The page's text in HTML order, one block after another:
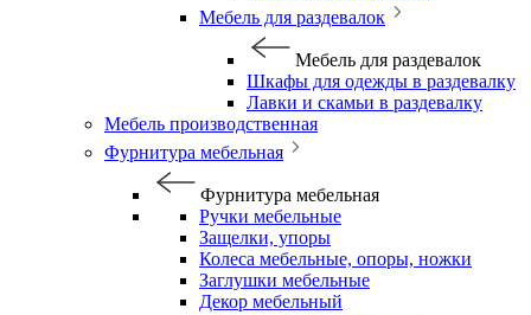
Мебель для раздевалок
Мебель для раздевалок
Шкафы для одежды в раздевалку
Лавки и скамьи в раздевалку
Мебель производственная
Фурнитура мебельная
Фурнитура мебельная
Ручки мебельные
Защелки, упоры
Колеса мебельные, опоры, ножки
Заглушки мебельные
Декор мебельный